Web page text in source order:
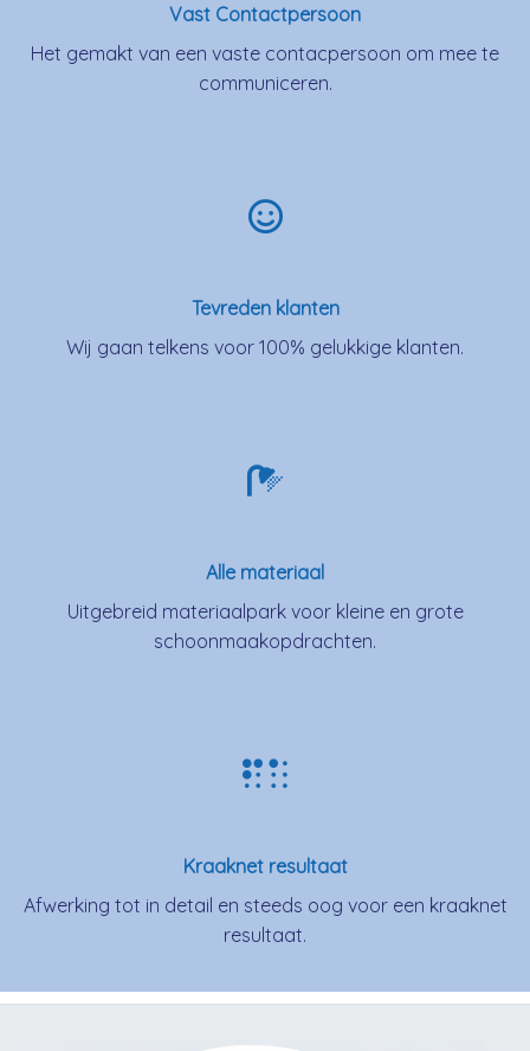
Vast Contactpersoon
Het gemakt van een vaste contacpersoon om mee te
communiceren.
Tevreden klanten
Wij gaan telkens voor 100% gelukkige klanten.
Alle materiaal
Uitgebreid materiaalpark voor kleine en grote
schoonmaakopdrachten.
Kraaknet resultaat
Afwerking tot in detail en steeds oog voor een kraaknet
resultaat.